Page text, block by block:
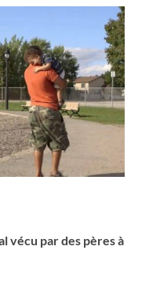
vécu par des pères à